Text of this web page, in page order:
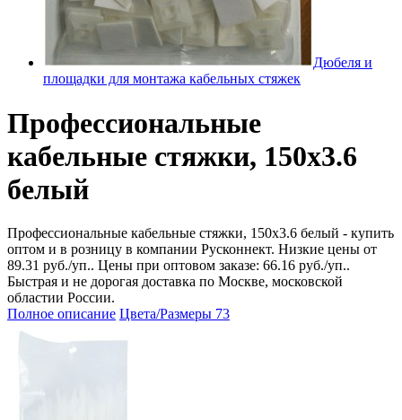
Дюбеля и
площадки для монтажа кабельных стяжек
Профессиональные
кабельные стяжки, 150x3.6
белый
Профессиональные кабельные стяжки, 150x3.6 белый - купить
оптом и в розницу в компании Русконнект. Низкие цены от
89.31 руб./уп.. Цены при оптовом заказе: 66.16 руб./уп..
Быстрая и не дорогая доставка по Москве, московской
областии России.
Полное описание Цвета/Размеры 73